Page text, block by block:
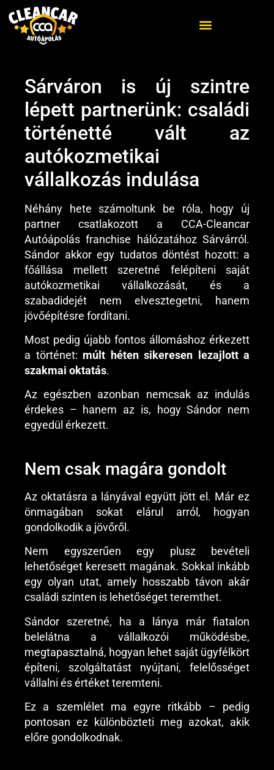
ELŐZŐ
Folytatódik az erős május: Dorogról is új partner csatlakozott
KÖVETKEZŐ
Polírozás oktatás egyéni képzési formában: Zsomborék újabb szakmai lépése Balassagyarmaton
Sárváron is új szintre
lépett partnerünk: családi
történetté vált az
autókozmetikai
vállalkozás indulása
Néhány hete számoltunk be róla, hogy új
partner csatlakozott a CCA-Cleancar
Autóápolás franchise hálózatához Sárvárról.
Sándor akkor egy tudatos döntést hozott: a
főállása mellett szeretné felépíteni saját
autókozmetikai vállalkozását, és a
szabadidejét nem elvesztegetni, hanem
jövőépítésre fordítani.
Most pedig újabb fontos állomáshoz érkezett
a történet: múlt héten sikeresen lezajlott a
szakmai oktatás.
Az egészben azonban nemcsak az indulás
érdekes – hanem az is, hogy Sándor nem
egyedül érkezett.
Nem csak magára gondolt
Az oktatásra a lányával együtt jött el. Már ez
önmagában sokat elárul arról, hogyan
gondolkodik a jövőről.
Nem egyszerűen egy plusz bevételi
lehetőséget keresett magának. Sokkal inkább
egy olyan utat, amely hosszabb távon akár
családi szinten is lehetőséget teremthet.
Sándor szeretné, ha a lánya már fiatalon
belelátna a vállalkozói működésbe,
megtapasztalná, hogyan lehet saját ügyfélkört
építeni, szolgáltatást nyújtani, felelősséget
vállalni és értéket teremteni.
Ez a szemlélet ma egyre ritkább – pedig
pontosan ez különbözteti meg azokat, akik
előre gondolkodnak.